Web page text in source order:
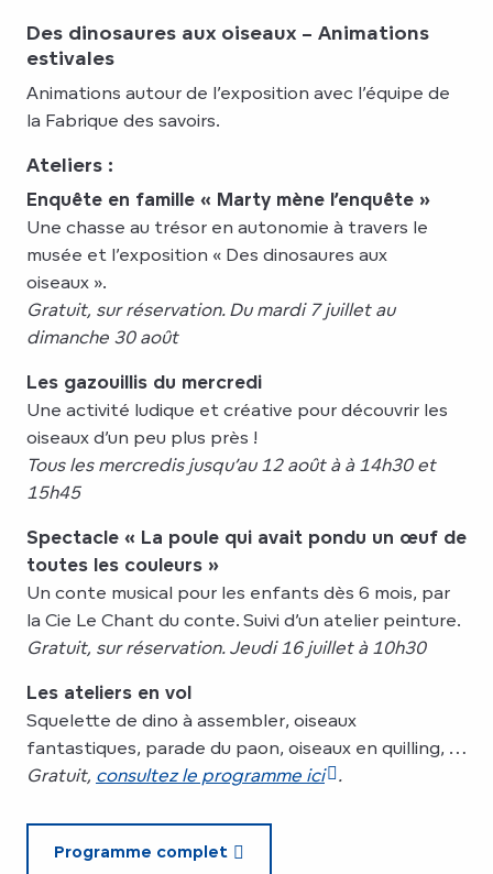
Des dinosaures aux oiseaux – Animations
estivales
Animations autour de l’exposition avec l’équipe de
la Fabrique des savoirs.
Ateliers :
Enquête en famille « Marty mène l’enquête »
Une chasse au trésor en autonomie à travers le
musée et l’exposition « Des dinosaures aux
oiseaux ».
Gratuit, sur réservation. Du mardi 7 juillet au
dimanche 30 août
Les gazouillis du mercredi
Une activité ludique et créative pour découvrir les
oiseaux d’un peu plus près !
Tous les mercredis jusqu’au 12 août à à 14h30 et
15h45
Spectacle « La poule qui avait pondu un œuf de
toutes les couleurs »
Un conte musical pour les enfants dès 6 mois, par
la Cie Le Chant du conte. Suivi d’un atelier peinture.
Gratuit, sur réservation. Jeudi 16 juillet à 10h30
Les ateliers en vol
Squelette de dino à assembler, oiseaux
fantastiques, parade du paon, oiseaux en quilling, …
Gratuit, consultez le programme ici .
Programme complet